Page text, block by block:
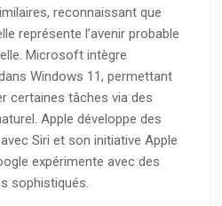
reconnaissant que
représente l’avenir probable
Microsoft intègre
Windows 11, permettant
certaines tâches via des
Apple développe des
Siri et son initiative Apple
expérimente avec des
sophistiqués.